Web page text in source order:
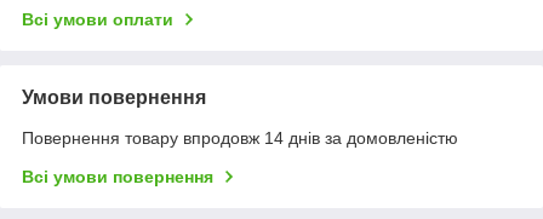
Всі умови оплати
Умови повернення
Повернення товару впродовж 14 днів за домовленістю
Всі умови повернення